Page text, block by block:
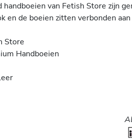
handboeien van Fetish Store zijn
en de boeien zitten verbonden
Store
Handboeien